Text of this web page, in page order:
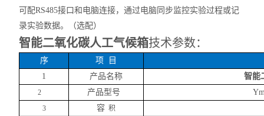
可配RS485接口和电脑连接，通过电脑同步监控实验过程或记
录实验数据。（选配）
智能二氧化碳人工气候箱技术参数：
序 项 目
1
产品名称 智能
2 产品型号
3 容 积